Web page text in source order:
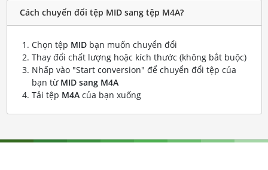
Cách chuyển đổi tệp MID sang tệp M4A?
Chọn tệp MIDbạn muốn chuyển đổi
Thay đổi chất lượng hoặc kích thước (không bắt buộc)
Nhấp vào "Start conversion" để chuyển đổi tệp của
bạn từ MID sang M4A
Tải tệp M4Acủa bạn xuống